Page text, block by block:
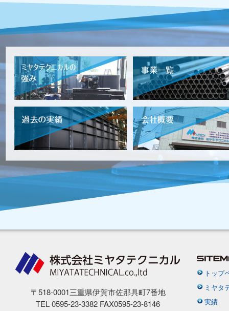
〒518-0001三重県伊賀市佐那具町7番地
TEL 0595-23-3382 FAX0595-23-8146
トップ
ミヤタ
実績